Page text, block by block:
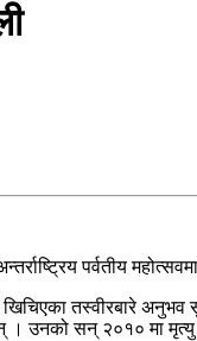
पर्वतीय
तस्वीरबारे अनुभव
। उनको सन् २०१० मा